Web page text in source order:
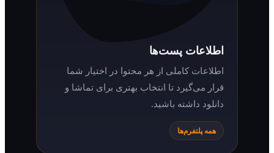
اطلاعات پست‌ها
اطلاعات کاملی از هر محتوا در اختیار شما
قرار می‌گیرد تا انتخاب بهتری برای تماشا و
دانلود داشته باشید.
همه پلتفرم‌ها